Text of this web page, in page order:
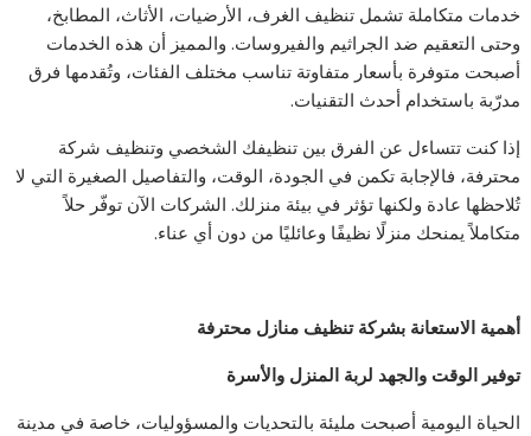
خدمات متكاملة تشمل تنظيف الغرف، الأرضيات، الأثاث، المطابخ،
وحتى التعقيم ضد الجراثيم والفيروسات. والمميز أن هذه الخدمات
أصبحت متوفرة بأسعار متفاوتة تناسب مختلف الفئات، وتُقدمها فرق
مدرّبة باستخدام أحدث التقنيات.
إذا كنت تتساءل عن الفرق بين تنظيفك الشخصي وتنظيف شركة
محترفة، فالإجابة تكمن في الجودة، الوقت، والتفاصيل الصغيرة التي لا
تُلاحظها عادة ولكنها تؤثر في بيئة منزلك. الشركات الآن توفّر حلاً
متكاملاً يمنحك منزلًا نظيفًا وعائليًا من دون أي عناء.
أهمية الاستعانة بشركة تنظيف منازل محترفة
توفير الوقت والجهد لربة المنزل والأسرة
الحياة اليومية أصبحت مليئة بالتحديات والمسؤوليات، خاصة في مدينة